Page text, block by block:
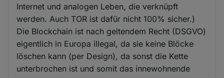
Internet und analogen Leben, die verknüpft
werden. Auch TOR ist dafür nicht 100% sicher.)
Die Blockchain ist nach geltendem Recht (DSGVO)
eigentlich in Europa illegal, da sie keine Blöcke
löschen kann (per Design), da sonst die Kette
unterbrochen ist und somit das innewohnende